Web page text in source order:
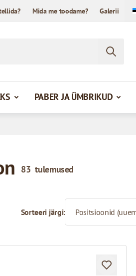
Mida me toodame? Galerii
PABER JA ÜMBRIKUD
83 tulemused
Sorteeri järgi: